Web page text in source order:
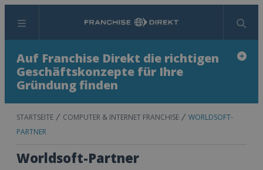
Menü Suchen
Auf Franchise Direkt die richtigen
Geschäftskonzepte für Ihre
Gründung finden
STARTSEITE COMPUTER & INTERNET FRANCHISE
WORLDSOFT-
PARTNER
Worldsoft-Partner